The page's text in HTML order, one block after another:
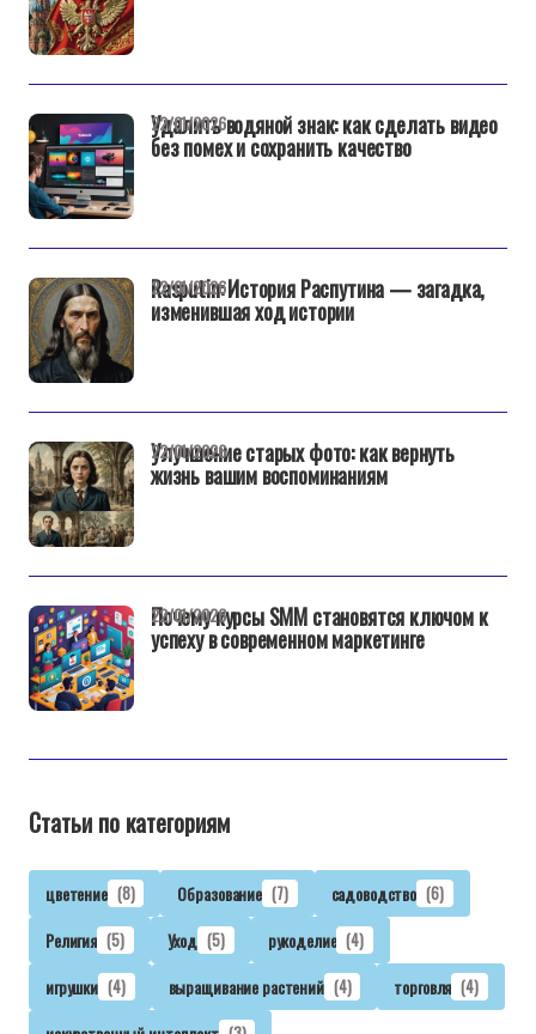
Удалить водяной знак: как сделать видео
без помех и сохранить качество
22/01/2026
Rasputin: История Распутина — загадка,
изменившая ход истории
22/01/2026
Улучшение старых фото: как вернуть
жизнь вашим воспоминаниям
22/01/2026
Почему курсы SMM становятся ключом к
успеху в современном маркетинге
22/01/2026
Статьи по категориям
цветение (8) Образование (7) садоводство (6)
Религия (5) Уход (5) рукоделие (4)
игрушки (4) выращивание растений (4) торговля (4)